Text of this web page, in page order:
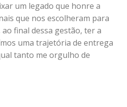
um legado que honre a
que nos escolheram para
final dessa gestão, ter a
uma trajetória de entrega
tanto me orgulho de